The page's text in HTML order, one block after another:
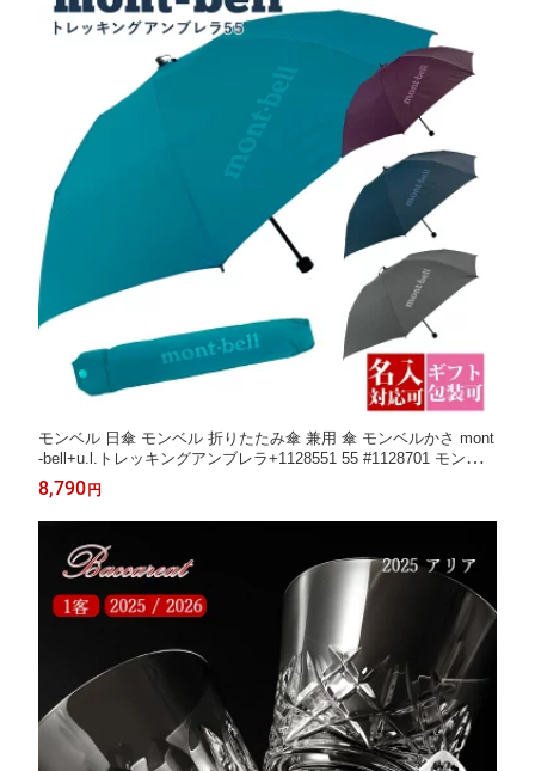
モンベル 日傘 モンベル 折りたたみ傘 兼用 傘 モンベルかさ mont
-bell+u.l.トレッキングアンブレラ+1128551 55 #1128701 モンベル
傘 モンベル折りたたみ傘 コンパクト 軽量 mont-bell トレッキン
グアンブレラ 通勤 通学 プレゼント
8,790 円